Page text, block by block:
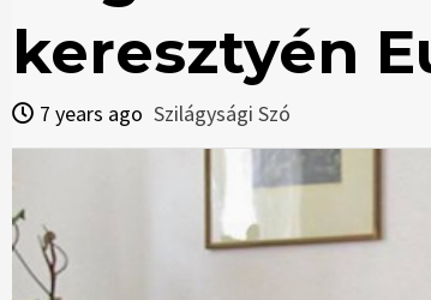
keresztyén
7 years ago Szilágysági Szó